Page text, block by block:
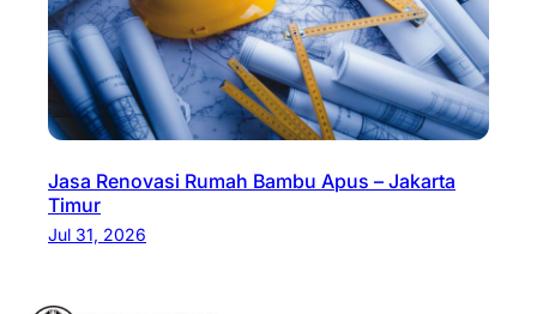
Jasa Renovasi Rumah Bambu Apus – Jakarta
Timur
Jul 31, 2026